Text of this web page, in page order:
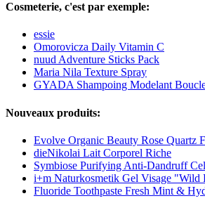
Cosmeterie, c'est par exemple:
essie
Omorovicza Daily Vitamin C
nuud Adventure Sticks Pack
Maria Nila Texture Spray
GYADA Shampoing Modelant
Nouveaux produits:
Evolve Organic Beauty Rose Quartz
dieNikolai Lait Corporel Riche
Symbiose Purifying Anti-Dandruff
i+m Naturkosmetik Gel Visage
Fluoride Toothpaste Fresh Mint &